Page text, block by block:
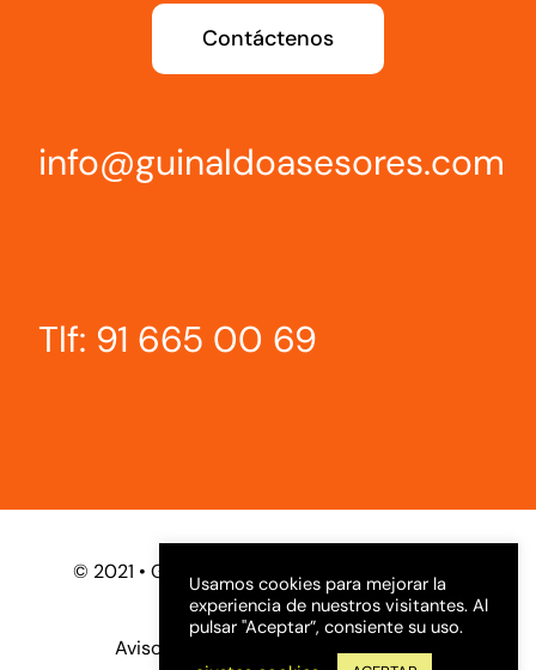
Contáctenos
info@guinaldoasesores.com
Tlf: 91 665 00 69
© 2021 • Guinaldo Asesores • by Infortécnica
Aviso legal y política de privacidad
Usamos cookies para mejorar la
experiencia de nuestros visitantes. Al
pulsar "Aceptar”, consiente su uso.